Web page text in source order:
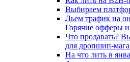
Выбираем
Льем трафик на
Горячие офферы
Что продавать?
для дропшип-
На что лить в